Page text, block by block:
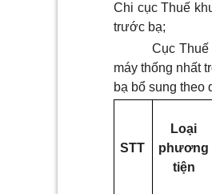
Chi cục Thuế
trước bạ;
Cục
máy thống nhất
bạ bổ sung theo
STT
Loại
phương
tiện